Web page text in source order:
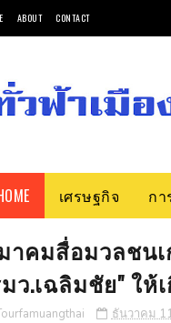
ABOUT CONTACT
เศรษฐกิจ ก
าคมสื่อมวลชน
ว.เฉลิมชัย" ให้
ธันวาคม